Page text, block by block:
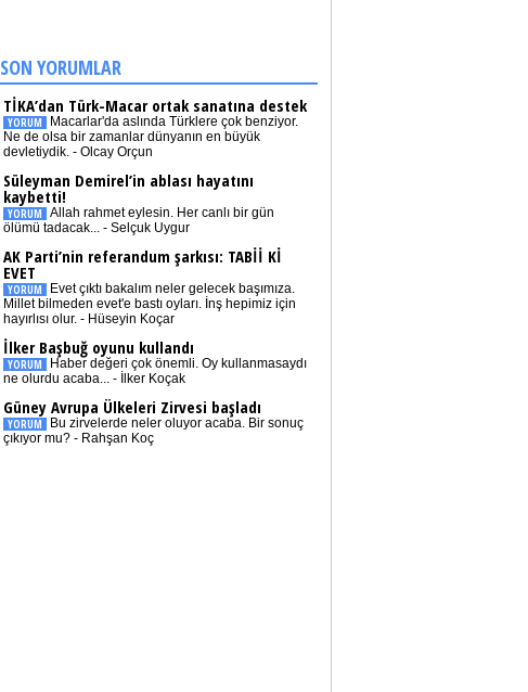
SON YORUMLAR
TİKA’dan Türk-Macar ortak sanatına destek
YORUM
Macarlar'da aslında Türklere çok benziyor.
Ne de olsa bir zamanlar dünyanın en büyük
devletiydik. - Olcay Orçun
Süleyman Demirel’in ablası hayatını
kaybetti!
YORUM Allah rahmet eylesin. Her canlı bir gün
ölümü tadacak... - Selçuk Uygur
AK Parti’nin referandum şarkısı: TABİİ Kİ
EVET
YORUM
Evet çıktı bakalım neler gelecek başımıza.
Millet bilmeden evet'e bastı oyları. İnş hepimiz için
hayırlısı olur. - Hüseyin Koçar
İlker Başbuğ oyunu kullandı
YORUM
Haber değeri çok önemli. Oy kullanmasaydı
ne olurdu acaba... - İlker Koçak
Güney Avrupa Ülkeleri Zirvesi başladı
YORUM
Bu zirvelerde neler oluyor acaba. Bir sonuç
çıkıyor mu? - Rahşan Koç